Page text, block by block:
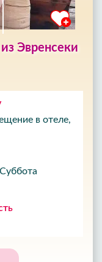
Эвренсеки
в отеле,